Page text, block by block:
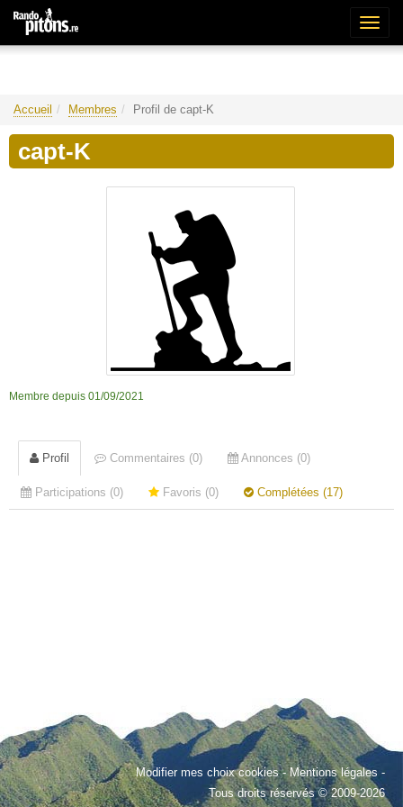
Accueil Membres Profil de capt-K
capt-K
Membre depuis 01/09/2021
Profil Commentaires (0) Annonces (0)
Participations (0) Favoris (0) Complétées (17)
Modifier mes choix cookies-Mentions légales -
Tous droits réservés © 2009-2026